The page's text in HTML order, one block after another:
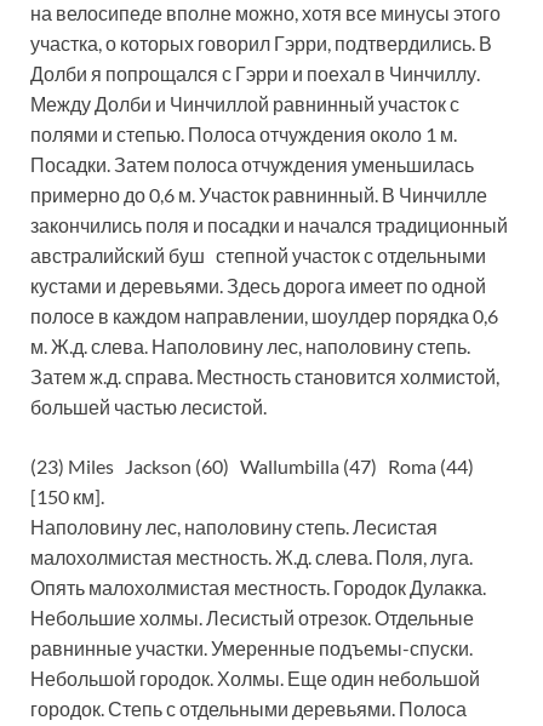
на велосипеде вполне можно, хотя все минусы этого
участка, о которых говорил Гэрри, подтвердились. В
Долби я попрощался с Гэрри и поехал в Чинчиллу.
Между Долби и Чинчиллой равнинный участок с
полями и степью. Полоса отчуждения около 1 м.
Посадки. Затем полоса отчуждения уменьшилась
примерно до 0,6 м. Участок равнинный. В Чинчилле
закончились поля и посадки и начался традиционный
австралийский буш степной участок с отдельными
кустами и деревьями. Здесь дорога имеет по одной
полосе в каждом направлении, шоулдер порядка 0,6
м. Ж.д. слева. Наполовину лес, наполовину степь.
Затем ж.д. справа. Местность становится холмистой,
большей частью лесистой.
(23) Miles Jackson (60) Wallumbilla (47) Roma (44)
[150 км].
Наполовину лес, наполовину степь. Лесистая
малохолмистая местность. Ж.д. слева. Поля, луга.
Опять малохолмистая местность. Городок Дулакка.
Небольшие холмы. Лесистый отрезок. Отдельные
равнинные участки. Умеренные подъемы-спуски.
Небольшой городок. Холмы. Еще один небольшой
городок. Степь с отдельными деревьями. Полоса